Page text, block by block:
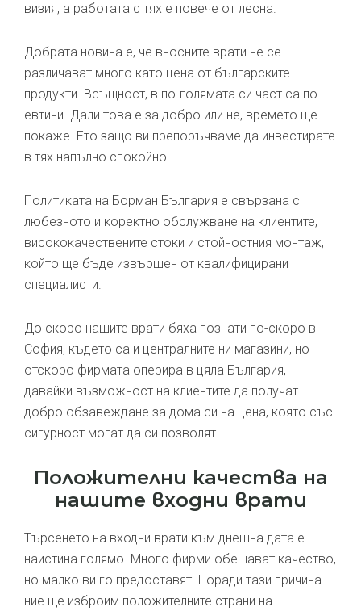
визия, а работата с тях е повече от лесна.
Добрата новина е, че вносните врати не се
различават много като цена от българските
продукти. Всъщност, в по-голямата си част са по-
евтини. Дали това е за добро или не, времето ще
покаже. Ето защо ви препоръчваме да инвестирате
в тях напълно спокойно.
Политиката на Борман България е свързана с
любезното и коректно обслужване на клиентите,
висококачествените стоки и стойностния монтаж,
който ще бъде извършен от квалифицирани
специалисти.
До скоро нашите врати бяха познати по-скоро в
София, където са и централните ни магазини, но
отскоро фирмата оперира в цяла България,
давайки възможност на клиентите да получат
добро обзавеждане за дома си на цена, която със
сигурност могат да си позволят.
Положителни качества на
нашите входни врати
Търсенето на входни врати към днешна дата е
наистина голямо. Много фирми обещават качество,
но малко ви го предоставят. Поради тази причина
ние ще изброим положителните страни на